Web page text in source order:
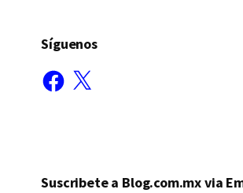
Síguenos
Facebook
X
Suscribete a Blog.com.mx via